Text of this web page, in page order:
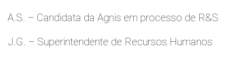
A.S. – Candidata da Agnis em processo de R&S
J.G. – Superintendente de Recursos Humanos